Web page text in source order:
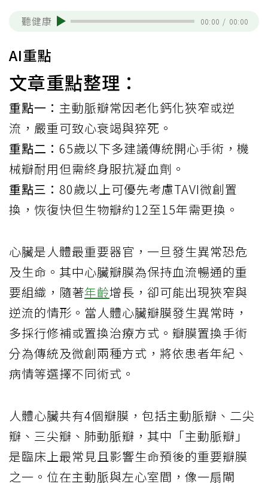
聽健康 00:00 / 00:00
AI重點
文章重點整理：
重點一： 主動脈瓣常因老化鈣化狹窄或逆
流，嚴重可致心衰竭與猝死。
重點二： 65歲以下多建議傳統開心手術，機
械瓣耐用但需終身服抗凝血劑。
重點三： 80歲以上可優先考慮TAVI微創置
換，恢復快但生物瓣約12至15年需更換。
心臟是人體最重要器官，一旦發生異常恐危
及生命。其中心臟瓣膜為保持血流暢通的重
要組織，隨著年齡增長，卻可能出現狹窄與
逆流的情形。當人體心臟瓣膜發生異常時，
多採行修補或置換治療方式。瓣膜置換手術
分為傳統及微創兩種方式，將依患者年紀、
病情等選擇不同術式。
人體心臟共有4個瓣膜，包括主動脈瓣、二尖
瓣、三尖瓣、肺動脈瓣，其中「主動脈瓣」
是臨床上最常見且影響生命預後的重要瓣膜
之一。位在主動脈與左心室間，像一扇閘